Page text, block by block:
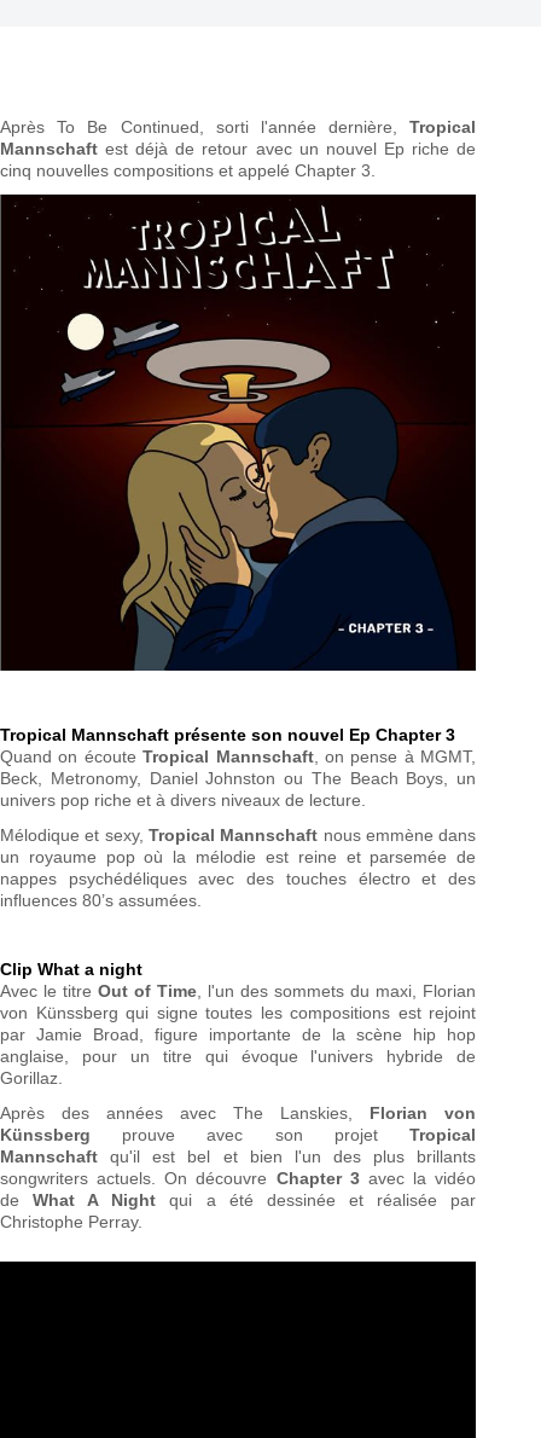
Après To Be Continued, sorti l'année dernière,Tropical
Mannschaft est déjà de retour avec un nouvel Ep riche de
cinq nouvelles compositions et appelé Chapter 3.
Tropical Mannschaft présente son nouvel Ep Chapter 3
Quand on écouteTropical Mannschaft, on pense à MGMT,
Beck, Metronomy, Daniel Johnston ou The Beach Boys, un
univers pop riche et à divers niveaux de lecture.
Mélodique et sexy, Tropical Mannschaft nous emmène dans
un royaume pop où la mélodie est reine et parsemée de
nappes psychédéliques avec des touches électro et des
influences 80’s assumées.
Clip What a night
Avec le titreOut of Time , l'un des sommets du maxi, Florian
von Künssberg qui signe toutes les compositions est rejoint
par Jamie Broad, figure importante de la scène hip hop
anglaise, pour un titre qui évoque l'univers hybride de
Gorillaz.
Après des années avec The Lanskies, Florian von
Künssberg prouve avec son projetTropical
Mannschaft qu'il est bel et bien l'un des plus brillants
songwriters actuels. On découvre Chapter 3avec la vidéo
de What A Night qui a été dessinée et réalisée par
Christophe Perray.